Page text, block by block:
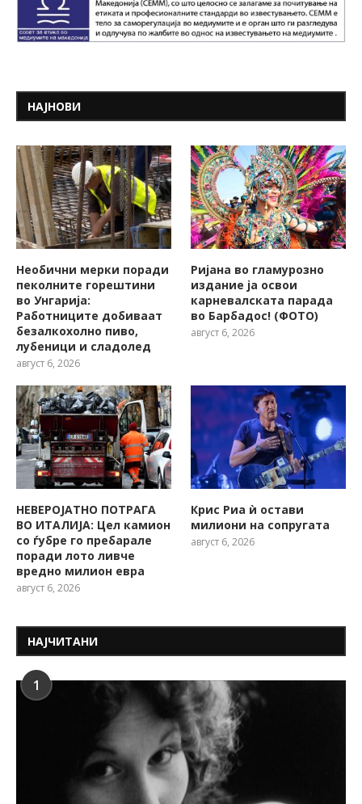
НАЈНОВИ
Необични мерки поради
пеколните горештини
во Унгарија:
Работниците добиваат
безалкохолно пиво,
лубеници и сладолед
август 6, 2026
Ријана во гламурозно
издание ја освои
карневалската парада
во Барбадос! (ФОТО)
август 6, 2026
НЕВЕРОЈАТНО ПОТРАГА
ВО ИТАЛИЈА: Цел камион
со ѓубре го пребарале
поради лото ливче
вредно милион евра
август 6, 2026
Крис Риа ѝ остави
милиони на сопругата
август 6, 2026
НАЈЧИТАНИ
1